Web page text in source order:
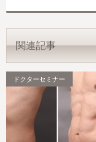
関連記事
ドクターセミナー